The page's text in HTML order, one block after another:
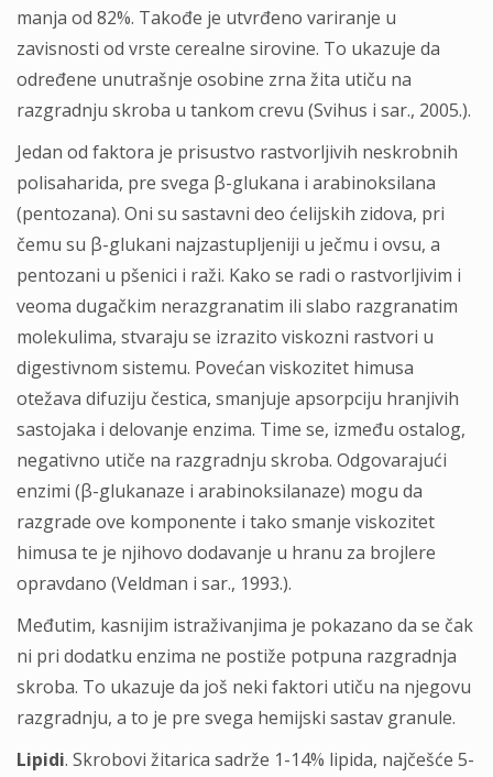
manja od 82%. Takođe je utvrđeno variranje u
zavisnosti od vrste cerealne sirovine. To ukazuje da
određene unutrašnje osobine zrna žita utiču na
razgradnju skroba u tankom crevu (Svihus i sar., 2005.).
Jedan od faktora je prisustvo rastvorljivih neskrobnih
polisaharida, pre svega β-glukana i arabinoksilana
(pentozana). Oni su sastavni deo ćelijskih zidova, pri
čemu su β-glukani najzastupljeniji u ječmu i ovsu, a
pentozani u pšenici i raži. Kako se radi o rastvorljivim i
veoma dugačkim nerazgranatim ili slabo razgranatim
molekulima, stvaraju se izrazito viskozni rastvori u
digestivnom sistemu. Povećan viskozitet himusa
otežava difuziju čestica, smanjuje apsorpciju hranjivih
sastojaka i delovanje enzima. Time se, između ostalog,
negativno utiče na razgradnju skroba. Odgovarajući
enzimi (β-glukanaze i arabinoksilanaze) mogu da
razgrade ove komponente i tako smanje viskozitet
himusa te je njihovo dodavanje u hranu za brojlere
opravdano (Veldman i sar., 1993.).
Međutim, kasnijim istraživanjima je pokazano da se čak
ni pri dodatku enzima ne postiže potpuna razgradnja
skroba. To ukazuje da još neki faktori utiču na njegovu
razgradnju, a to je pre svega hemijski sastav granule.
Lipidi. Skrobovi žitarica sadrže 1-14% lipida, najčešće 5-